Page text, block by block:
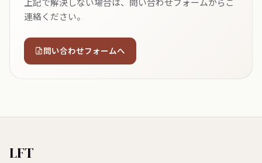
連絡ください。
問い合わせフォームへ
LFT